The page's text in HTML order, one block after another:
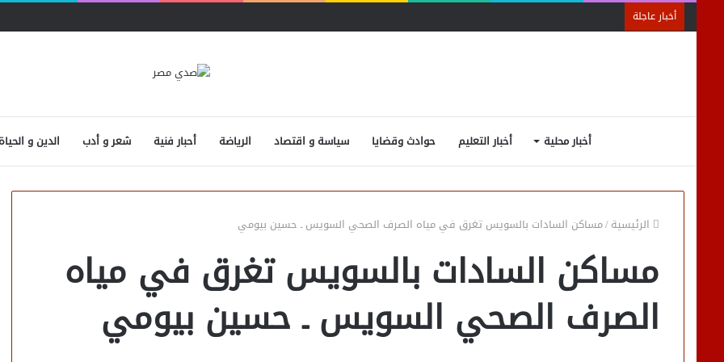
أخبار عاجلة
أخبار محلية أخبار التعليم حوادث وقضايا سياسة و اقتصاد الرياضة أحبار فنية شعر و أدب الدين و الحياة
الرئيسية/مساكن السادات بالسويس تغرق في مياه الصرف الصحي السويس ـ حسين بيومي
مساكن السادات بالسويس تغرق في مياه
الصرف الصحي السويس ـ حسين بيومي